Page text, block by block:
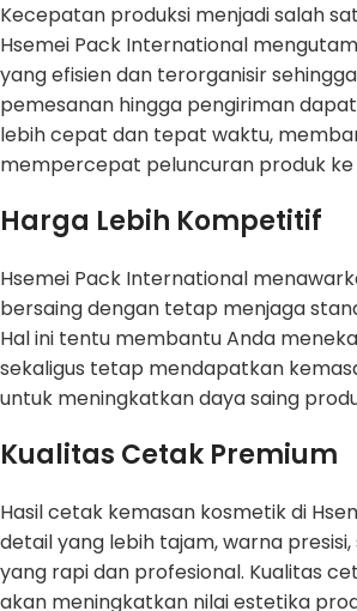
Kecepatan produksi menjadi salah
Hsemei Pack International
yang efisien dan terorganisir
pemesanan hingga pengiriman
lebih cepat dan tepat waktu,
mempercepat peluncuran produk ke
Harga Lebih Kompetitif
Hsemei Pack International
bersaing dengan tetap menjaga
Hal ini tentu membantu Anda
sekaligus tetap mendapatkan
untuk meningkatkan daya saing
Kualitas Cetak Premium
Hasil cetak kemasan kosmetik di
detail yang lebih tajam, warna
yang rapi dan profesional. Kualitas
akan meningkatkan nilai estetika